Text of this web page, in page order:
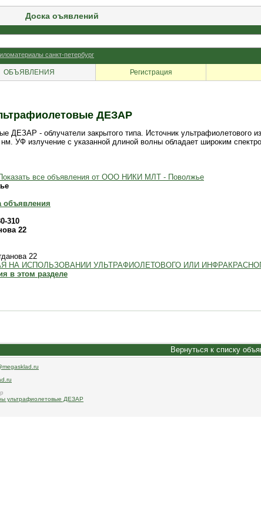
Доска оъявлений
санкт-петербург
ОБЪЯВЛЕНИЯ Регистрация
ДЕЗАР
ДЕЗАР - облучатели закрытого типа. Источник
УФ излучение с указанной длиной волны обладает широким
все объявления от ООО НИКИ МЛТ - Поволжье
объявления
310
22
22
НА ИСПОЛЬЗОВАНИИ УЛЬТРАФИОЛЕТОВОГО ИЛИ
в этом разделе
Вернуться к списку
ультрафиолетовые ДЕЗАР